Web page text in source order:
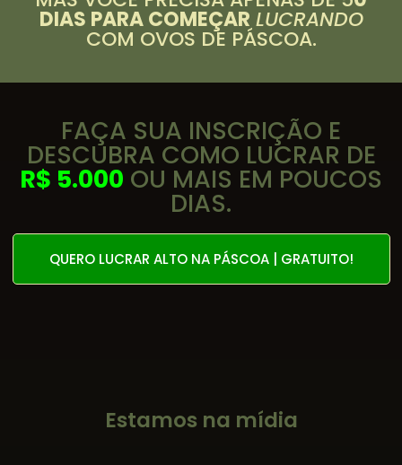
DIAS PARA COMEÇAR LUCRANDO
COM OVOS DE PÁSCOA.
FAÇA SUA INSCRIÇÃO E
DESCUBRA COMO LUCRAR DE
R$ 5.000 OU MAIS EM POUCOS
DIAS.
QUERO LUCRAR ALTO NA PÁSCOA | GRATUITO!
Estamos na mídia